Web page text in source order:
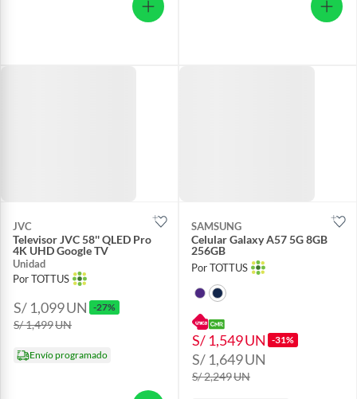
JVC
Televisor JVC 58'' QLED Pro
4K UHD Google TV
Unidad
Por TOTTUS
S/ 1,099UN -27%
S/ 1,499UN
Envío programado
SAMSUNG
Celular Galaxy A57 5G 8GB
256GB
Por TOTTUS
S/ 1,549UN -31%
S/ 1,649UN
S/ 2,249UN